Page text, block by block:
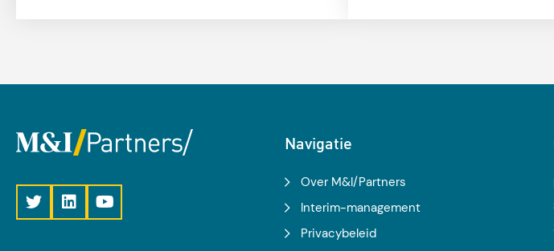
enorm.
Navigatie
Over M&I/Partners
Interim-management
Privacybeleid